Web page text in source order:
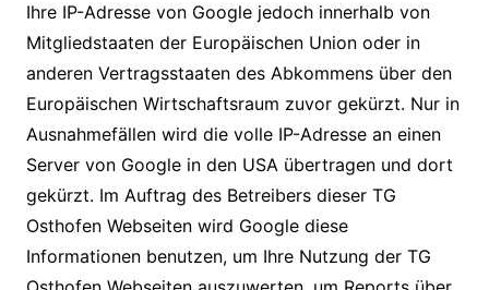
Ihre IP-Adresse von Google jedoch innerhalb von
Mitgliedstaaten der Europäischen Union oder in
anderen Vertragsstaaten des Abkommens über den
Europäischen Wirtschaftsraum zuvor gekürzt. Nur in
Ausnahmefällen wird die volle IP-Adresse an einen
Server von Google in den USA übertragen und dort
gekürzt. Im Auftrag des Betreibers dieser TG
Osthofen Webseiten wird Google diese
Informationen benutzen, um Ihre Nutzung der TG